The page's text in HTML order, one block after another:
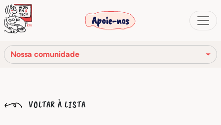
Apoie-nos
Nossa comunidade
VOLTAR À LISTA